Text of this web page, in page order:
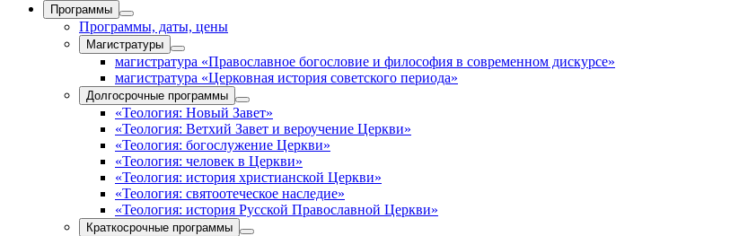
Программы
Программы, даты, цены
Магистратуры
магистратура «Православное богословие и философия в современном дискурсе»
магистратура «Церковная история советского периода»
Долгосрочные программы
«Теология: Новый Завет»
«Теология: Ветхий Завет и вероучение Церкви»
«Теология: богослужение Церкви»
«Теология: человек в Церкви»
«Теология: история христианской Церкви»
«Теология: святоотеческое наследие»
«Теология: история Русской Православной Церкви»
Краткосрочные программы